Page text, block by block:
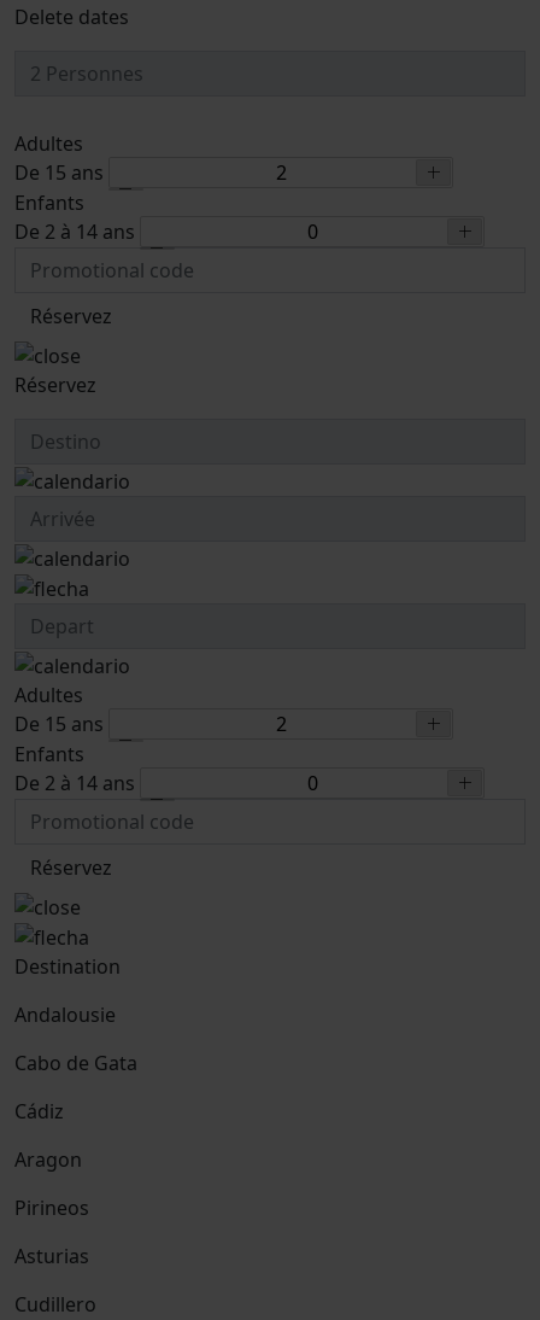
Delete dates
Adultes
De 15 ans
Enfants
De 2 à 14 ans
Réservez
Réservez
Adultes
De 15 ans
Enfants
De 2 à 14 ans
Réservez
Destination
Andalousie
Cabo de Gata
Cádiz
Aragon
Pirineos
Asturias
Cudillero